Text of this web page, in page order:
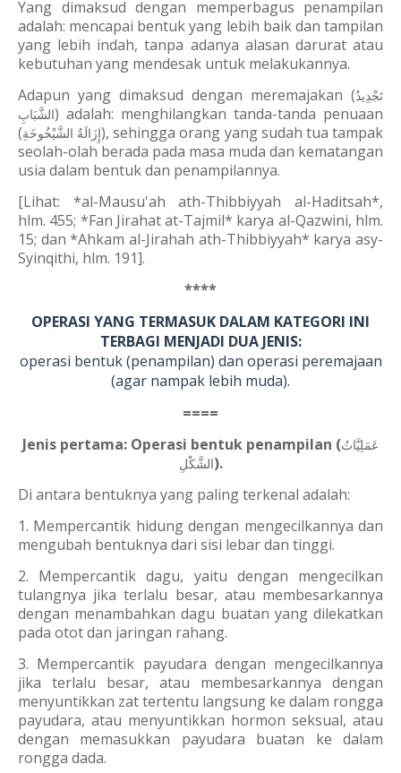
Yang dimaksud dengan memperbagus penampilan
adalah: mencapai bentuk yang lebih baik dan tampilan
yang lebih indah, tanpa adanya alasan darurat atau
kebutuhan yang mendesak untuk melakukannya.
Adapun yang dimaksud dengan meremajakan (تَجْدِيدُ
الشَّبَابِ) adalah: menghilangkan tanda-tanda penuaan
(إِزَالَةُ الشَّيْخُوخَةِ), sehingga orang yang sudah tua tampak
seolah-olah berada pada masa muda dan kematangan
usia dalam bentuk dan penampilannya.
[Lihat: *al-Mausu'ah ath-Thibbiyyah al-Haditsah*,
hlm. 455; *Fan Jirahat at-Tajmil* karya al-Qazwini, hlm.
15; dan *Ahkam al-Jirahah ath-Thibbiyyah* karya asy-
Syinqithi, hlm. 191].
****
OPERASI YANG TERMASUK DALAM KATEGORI INI
TERBAGI MENJADI DUA JENIS:
operasi bentuk (penampilan) dan operasi peremajaan
(agar nampak lebih muda).
====
Jenis pertama: Operasi bentuk penampilan (عَمَلِيَّاتُ
الشَّكْلِ).
Di antara bentuknya yang paling terkenal adalah:
1. Mempercantik hidung dengan mengecilkannya dan
mengubah bentuknya dari sisi lebar dan tinggi.
2. Mempercantik dagu, yaitu dengan mengecilkan
tulangnya jika terlalu besar, atau membesarkannya
dengan menambahkan dagu buatan yang dilekatkan
pada otot dan jaringan rahang.
3. Mempercantik payudara dengan mengecilkannya
jika terlalu besar, atau membesarkannya dengan
menyuntikkan zat tertentu langsung ke dalam rongga
payudara, atau menyuntikkan hormon seksual, atau
dengan memasukkan payudara buatan ke dalam
rongga dada.